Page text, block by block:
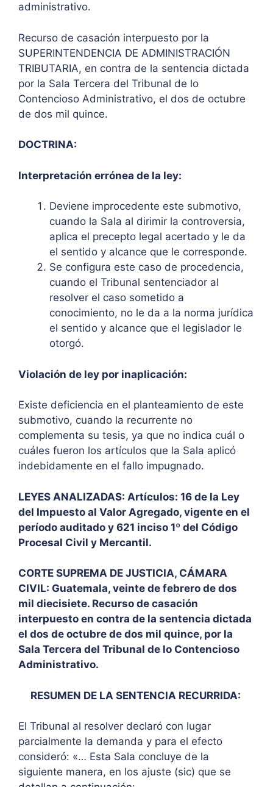
administrativo.
Recurso de casación interpuesto por la
SUPERINTENDENCIA DE ADMINISTRACIÓN
TRIBUTARIA, en contra de la sentencia dictada
por la Sala Tercera del Tribunal de lo
Contencioso Administrativo, el dos de octubre
de dos mil quince.
DOCTRINA:
Interpretación errónea de la ley:
Deviene improcedente este submotivo,
cuando la Sala al dirimir la controversia,
aplica el precepto legal acertado y le da
el sentido y alcance que le corresponde.
Se configura este caso de procedencia,
cuando el Tribunal sentenciador al
resolver el caso sometido a
conocimiento, no le da a la norma jurídica
el sentido y alcance que el legislador le
otorgó.
Violación de ley por inaplicación:
Existe deficiencia en el planteamiento de este
submotivo, cuando la recurrente no
complementa su tesis, ya que no indica cuál o
cuáles fueron los artículos que la Sala aplicó
indebidamente en el fallo impugnado.
LEYES ANALIZADAS: Artículos: 16 de la Ley
del Impuesto al Valor Agregado, vigente en el
período auditado y 621 inciso 1º del Código
Procesal Civil y Mercantil.
CORTE SUPREMA DE JUSTICIA, CÁMARA
CIVIL: Guatemala, veinte de febrero de dos
mil diecisiete. Recurso de casación
interpuesto en contra de la sentencia dictada
el dos de octubre de dos mil quince, por la
Sala Tercera del Tribunal de lo Contencioso
Administrativo.
RESUMEN DE LA SENTENCIA RECURRIDA:
El Tribunal al resolver declaró con lugar
parcialmente la demanda y para el efecto
consideró: «… Esta Sala concluye de la
siguiente manera, en los ajuste (sic) que se